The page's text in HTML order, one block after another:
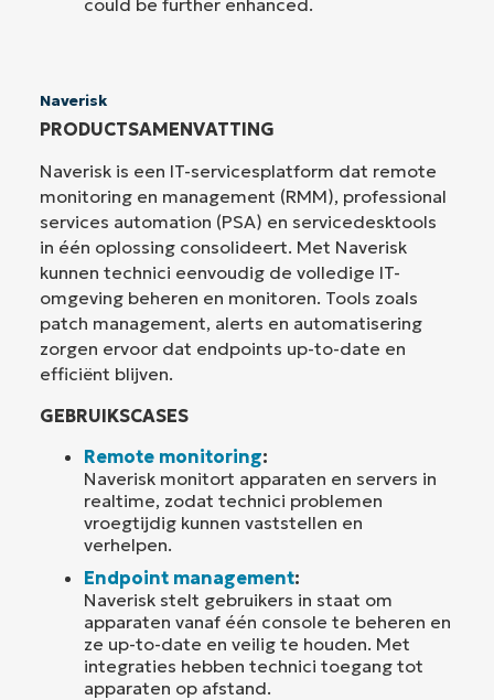
could be further enhanced.
Naverisk
PRODUCTSAMENVATTING
Naverisk is een IT-servicesplatform dat remote
monitoring en management (RMM), professional
services automation (PSA) en servicedesktools
in één oplossing consolideert. Met Naverisk
kunnen technici eenvoudig de volledige IT-
omgeving beheren en monitoren. Tools zoals
patch management, alerts en automatisering
zorgen ervoor dat endpoints up-to-date en
efficiënt blijven.
GEBRUIKSCASES
Remote monitoring:
Naverisk monitort apparaten en servers in
realtime, zodat technici problemen
vroegtijdig kunnen vaststellen en
verhelpen.
Endpoint management:
Naverisk stelt gebruikers in staat om
apparaten vanaf één console te beheren en
ze up-to-date en veilig te houden. Met
integraties hebben technici toegang tot
apparaten op afstand.